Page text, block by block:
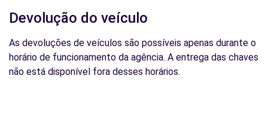
Devolução do veículo
As devoluções de veículos são possíveis apenas durante o
horário de funcionamento da agência. A entrega das chaves
não está disponível fora desses horários.